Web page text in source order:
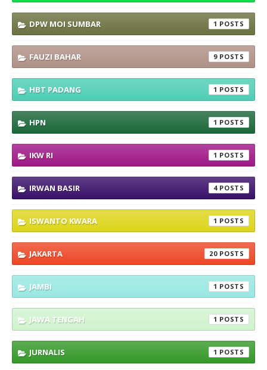
DPW MOI SUMBAR 1
FAUZI BAHAR 9
HBT PADANG 1
HPN 1
IKW RI 1
IRWAN BASIR 4
ISWANTO KWARA 1
JAKARTA 20
JAMBI 1
JAWA TENGAH 1
JURNALIS 1